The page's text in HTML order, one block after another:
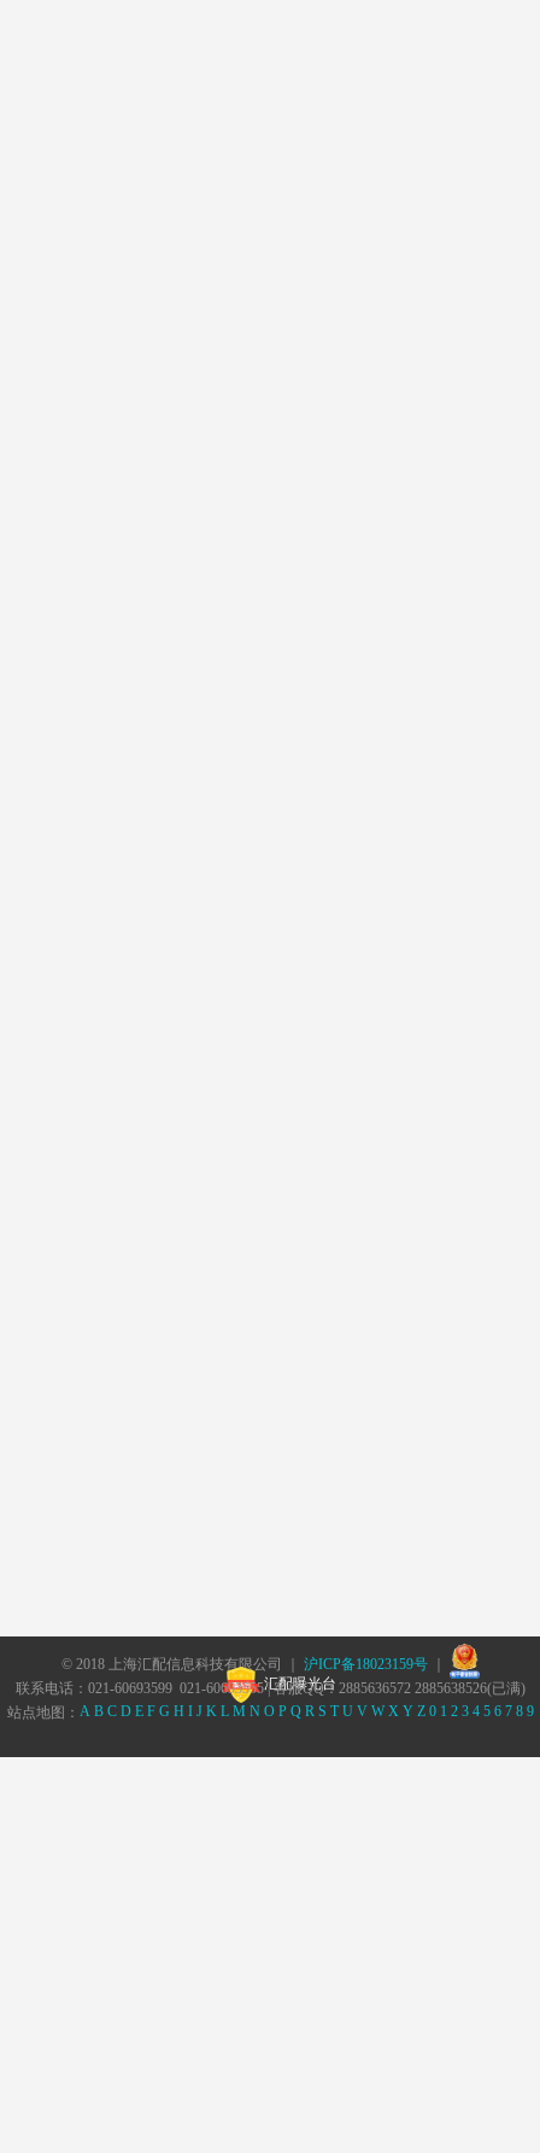
© 2018 上海汇配信息科技有限公司 ｜ 沪ICP备18023159号｜
汇配曝光台
联系电话：021-60693599 021-60693555 | 客服QQ：2885636572 2885638526(已满)
站点地图： A B C D E F G H I J K L M N O P Q R S T U V W X Y Z 0 1 2 3 4 5 6 7 8 9